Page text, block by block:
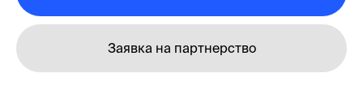
Заявка на партнерство